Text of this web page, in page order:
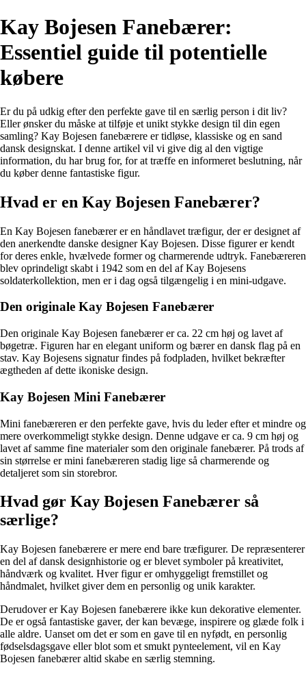
Kay Bojesen Fanebærer:
Essentiel guide til potentielle
købere
Er du på udkig efter den perfekte gave til en særlig person i dit liv?
Eller ønsker du måske at tilføje et unikt stykke design til din egen
samling? Kay Bojesen fanebærere er tidløse, klassiske og en sand
dansk designskat. I denne artikel vil vi give dig al den vigtige
information, du har brug for, for at træffe en informeret beslutning, når
du køber denne fantastiske figur.
Hvad er en Kay Bojesen Fanebærer?
En Kay Bojesen fanebærer er en håndlavet træfigur, der er designet af
den anerkendte danske designer Kay Bojesen. Disse figurer er kendt
for deres enkle, hvælvede former og charmerende udtryk. Fanebæreren
blev oprindeligt skabt i 1942 som en del af Kay Bojesens
soldaterkollektion, men er i dag også tilgængelig i en mini-udgave.
Den originale Kay Bojesen Fanebærer
Den originale Kay Bojesen fanebærer er ca. 22 cm høj og lavet af
bøgetræ. Figuren har en elegant uniform og bærer en dansk flag på en
stav. Kay Bojesens signatur findes på fodpladen, hvilket bekræfter
ægtheden af dette ikoniske design.
Kay Bojesen Mini Fanebærer
Mini fanebæreren er den perfekte gave, hvis du leder efter et mindre og
mere overkommeligt stykke design. Denne udgave er ca. 9 cm høj og
lavet af samme fine materialer som den originale fanebærer. På trods af
sin størrelse er mini fanebæreren stadig lige så charmerende og
detaljeret som sin storebror.
Hvad gør Kay Bojesen Fanebærer så
særlige?
Kay Bojesen fanebærere er mere end bare træfigurer. De repræsenterer
en del af dansk designhistorie og er blevet symboler på kreativitet,
håndværk og kvalitet. Hver figur er omhyggeligt fremstillet og
håndmalet, hvilket giver dem en personlig og unik karakter.
Derudover er Kay Bojesen fanebærere ikke kun dekorative elementer.
De er også fantastiske gaver, der kan bevæge, inspirere og glæde folk i
alle aldre. Uanset om det er som en gave til en nyfødt, en personlig
fødselsdagsgave eller blot som et smukt pynteelement, vil en Kay
Bojesen fanebærer altid skabe en særlig stemning.